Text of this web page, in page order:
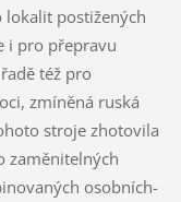
lokalit postižených
i pro přepravu
též pro
zmíněná ruská
stroje zhotovila
zaměnitelných
osobních-